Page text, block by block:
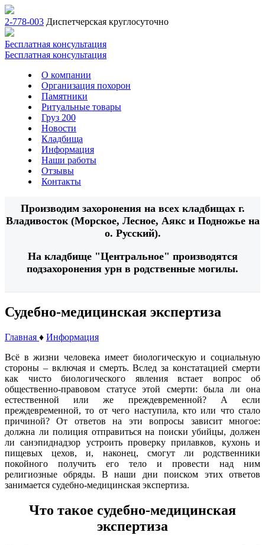
2-778-003 Диспетчерская круглосуточно
Бесплатная консультация
Бесплатная консультация
О компании
Организация похорон
Памятники
Ритуальные товары
Груз 200
Новости
Кладбища
Информация
Наши работы
Отзывы
Контакты
Производим захоронения на всех кладбищах г.
Владивосток (Морское, Лесное, Аякс и Подножье на
о. Русский).
На кладбище "Центральное" производятся
подзахоронения урн в родственные могилы.
Судебно-медицинская экспертиза
Главная ♦ Информация
Всё в жизни человека имеет биологическую и социальную
стороны – включая и смерть. Вслед за констатацией смерти
как чисто биологического явления встает вопрос об
общественно-правовом статусе этой смерти: была ли она
естественной или же преждевременной? А если
преждевременной, то от чего наступила, кто или что стало
причиной? От ответов на эти вопросы зависит многое:
должна ли полиция отправиться на поиски убийцы, должен
ли санэпиднадзор устроить проверку прилавков, кухонь и
пищевых цехов, и, наконец, смогут ли родственники
покойного получить его тело и провести над ним
религиозные обряды. В наши дни поиском этих ответов
занимается судебно-медицинская экспертиза.
Что такое судебно-медицинская
экспертиза